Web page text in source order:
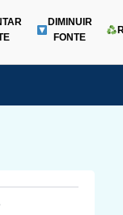
Menu
DIMINUIR
FONTE